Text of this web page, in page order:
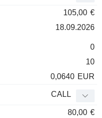
105,00 €
18.09.2026
0
10
0,0640 EUR
CALL
80,00 €